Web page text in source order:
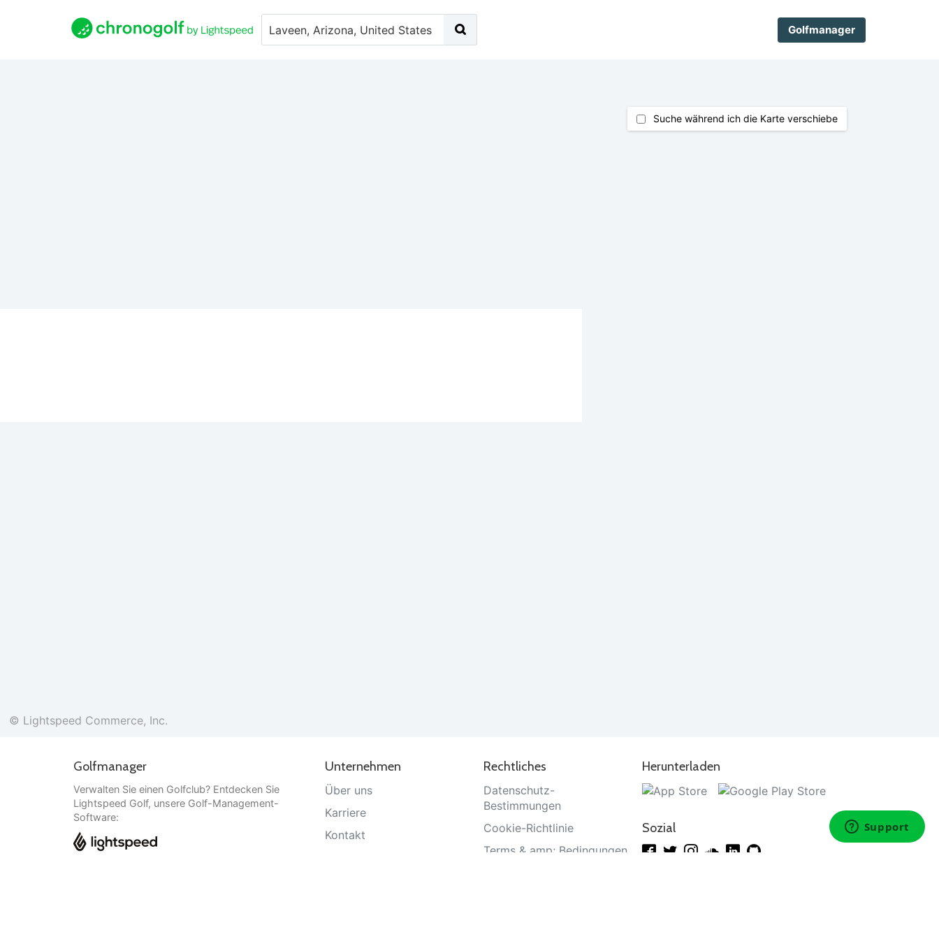
Golfmanager
© Lightspeed Commerce, Inc.
Suche während ich die Karte verschiebe
Golfmanager
Verwalten Sie einen Golfclub? Entdecken Sie
Lightspeed Golf, unsere Golf-Management-
Software:
Unternehmen
Über uns
Karriere
Kontakt
Rechtliches
Datenschutz-
Bestimmungen
Cookie-Richtlinie
Terms & amp; Bedingungen
Herunterladen
Sozial